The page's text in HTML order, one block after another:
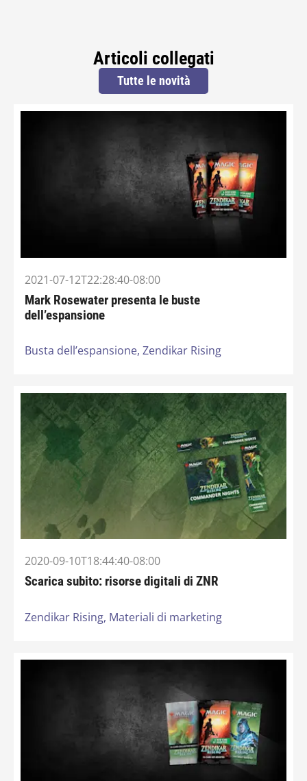
Articoli collegati
Tutte le novità
2021-07-12T22:28:40-08:00
Mark Rosewater presenta le buste
dell’espansione
Busta dell’espansione, Zendikar Rising
2020-09-10T18:44:40-08:00
Scarica subito: risorse digitali di ZNR
Zendikar Rising, Materiali di marketing